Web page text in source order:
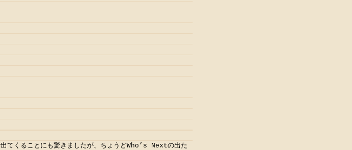
てくることにも驚きましたが、ちょうどWho’s Nextの出た